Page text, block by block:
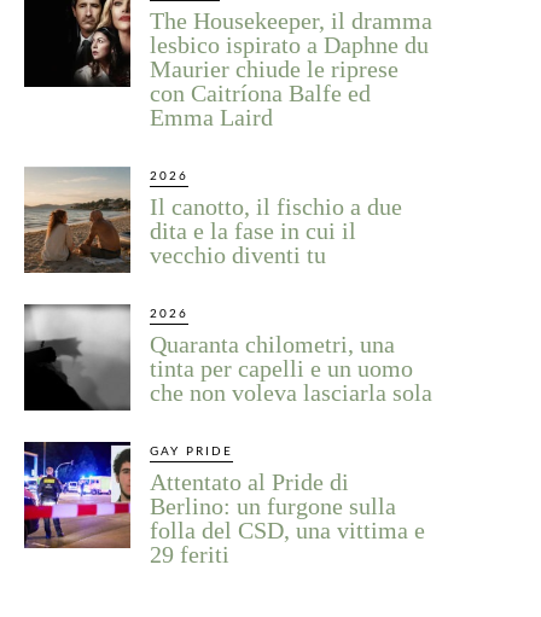
The Housekeeper, il dramma
lesbico ispirato a Daphne du
Maurier chiude le riprese
con Caitríona Balfe ed
Emma Laird
2026
Il canotto, il fischio a due
dita e la fase in cui il
vecchio diventi tu
2026
Quaranta chilometri, una
tinta per capelli e un uomo
che non voleva lasciarla sola
GAY PRIDE
Attentato al Pride di
Berlino: un furgone sulla
folla del CSD, una vittima e
29 feriti